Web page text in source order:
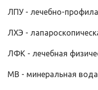
ЛПУ - лечебно-
ЛХЭ -
ЛФК - лечебная
МВ - минеральная вода